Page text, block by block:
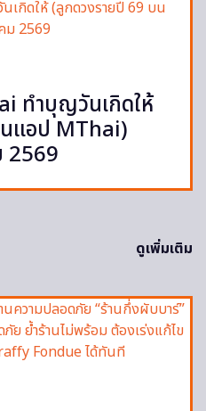
ทำบุญวันเกิดให้
แอป MThai)
2569
ดูเพิ่มเติม